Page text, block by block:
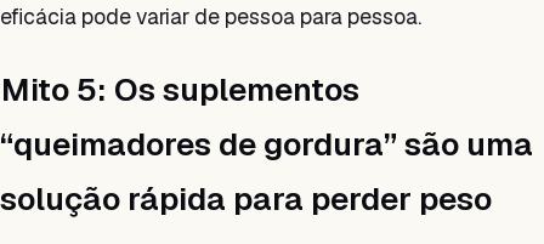
eficácia pode variar de pessoa para pessoa.
Mito 5: Os suplementos
“queimadores de gordura” são uma
solução rápida para perder peso